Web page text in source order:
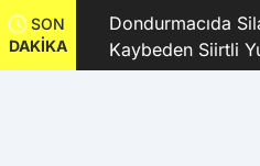
SON
DAKİKA
Dondurmacıda
Kaybeden Siirtli
ve 9 Şüpheli